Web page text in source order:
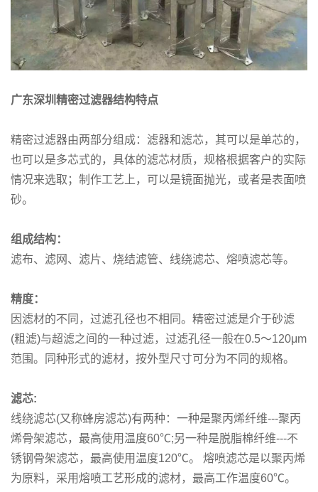
广东深圳精密过滤器结构特点
精密过滤器由两部分组成：滤器和滤芯，其可以是单芯的，
也可以是多芯式的，具体的滤芯材质，规格根据客户的实际
情况来选取；制作工艺上，可以是镜面抛光，或者是表面喷
砂。
组成结构：
滤布、滤网、滤片、烧结滤管、线绕滤芯、熔喷滤芯等。
精度：
因滤材的不同，过滤孔径也不相同。精密过滤是介于砂滤
(粗滤)与超滤之间的一种过滤，过滤孔径一般在0.5～120μm
范围。同种形式的滤材，按外型尺寸可分为不同的规格。
滤芯:
线绕滤芯(又称蜂房滤芯)有两种：一种是聚丙烯纤维---聚丙
烯骨架滤芯，最高使用温度60℃;另一种是脱脂棉纤维---不
锈钢骨架滤芯，最高使用温度120℃。 熔喷滤芯是以聚丙烯
为原料，采用熔喷工艺形成的滤材，最高工作温度60℃。